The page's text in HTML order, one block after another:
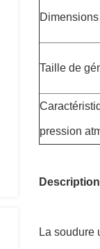
Dimensions
Taille de
pression
Description
La soudure